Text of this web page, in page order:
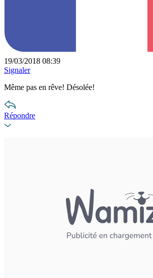
19/03/2018 08:39
Signaler
Même pas en rêve! Désolée!
Répondre